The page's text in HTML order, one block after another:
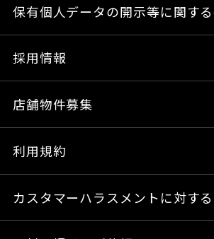
保有個人データの開示等に関す
採用情報
店舗物件募集
利用規約
カスタマーハラスメントに対す